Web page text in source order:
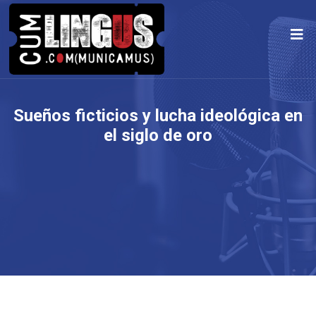
Sueños ficticios y lucha ideológica en
el siglo de oro